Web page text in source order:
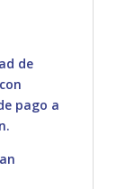
de
pago a